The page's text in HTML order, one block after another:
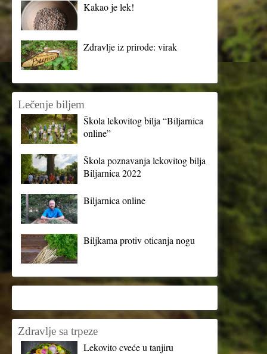
Kakao je lek!
Zdravlje iz prirode: virak
Lečenje biljem
Škola lekovitog bilja “Biljarnica
online”
Škola poznavanja lekovitog bilja
Biljarnica 2022
Biljarnica online
Biljkama protiv oticanja nogu
Zdravlje sa trpeze
Lekovito cveće u tanjiru